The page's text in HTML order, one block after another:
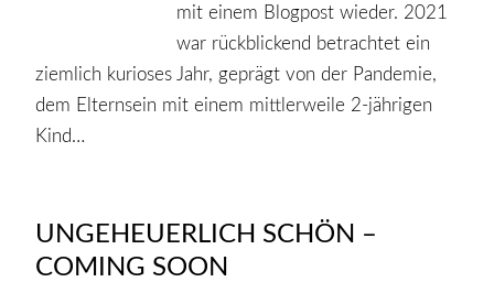
mit einem Blogpost wieder. 2021
war rückblickend betrachtet ein
ziemlich kurioses Jahr, geprägt von der Pandemie,
dem Elternsein mit einem mittlerweile 2-jährigen
Kind…
UNGEHEUERLICH SCHÖN –
COMING SOON